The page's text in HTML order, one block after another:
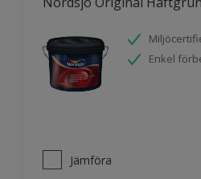
Enkel
Jämföra